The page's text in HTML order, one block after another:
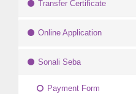
Transfer Certificate
Online Application
Sonali Seba
Payment Form